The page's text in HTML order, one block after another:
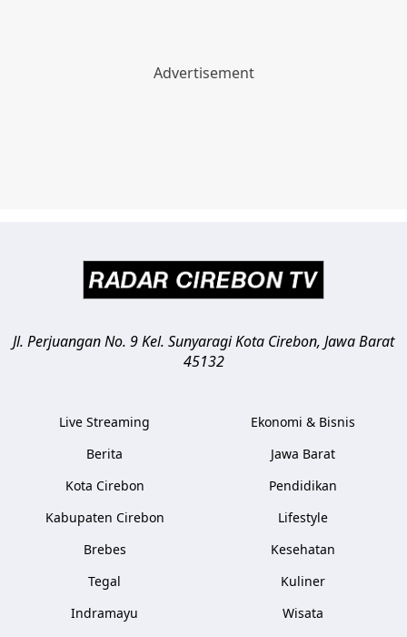
Jl. Perjuangan No. 9 Kel. SunyaragiKota Cirebon, Jawa Barat
45132
Live Streaming
Berita
Kota Cirebon
Kabupaten Cirebon
Brebes
Tegal
Indramayu
Ekonomi & Bisnis
Jawa Barat
Pendidikan
Lifestyle
Kesehatan
Kuliner
Wisata